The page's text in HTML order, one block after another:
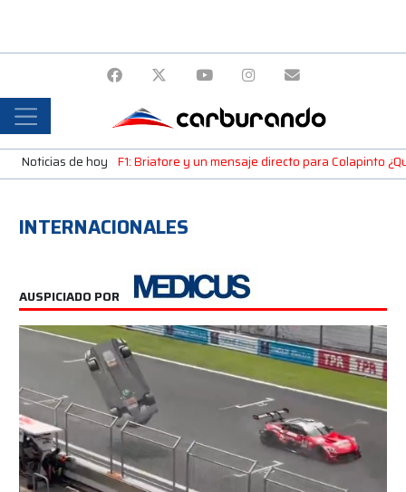
Noticias de hoy F1: Briatore y un mensaje directo para Colapinto
INTERNACIONALES
AUSPICIADO POR